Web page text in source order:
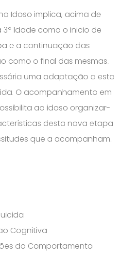
Idoso implica, acima de
Idade como o inicio de
e a continuação das
como o final das mesmas.
uma adaptação a esta
O acompanhamento em
ao idoso organizar-
desta nova etapa
que a acompanham.
Cognitiva
do Comportamento